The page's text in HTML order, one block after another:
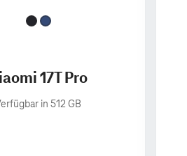
17T Pro
in 512 GB